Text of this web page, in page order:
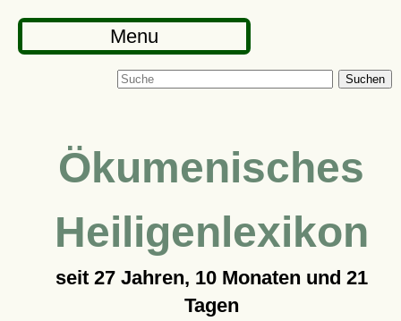
Menu
Suchen
Ökumenisches
Heiligenlexikon
seit 27 Jahren, 10 Monaten und 21
Tagen